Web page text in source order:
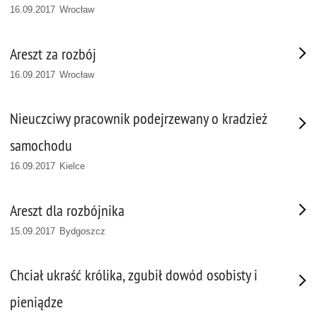
16.09.2017 Wrocław
Areszt za rozbój
16.09.2017 Wrocław
Nieuczciwy pracownik podejrzewany o kradzież
samochodu
16.09.2017 Kielce
Areszt dla rozbójnika
15.09.2017 Bydgoszcz
Chciał ukraść królika, zgubił dowód osobisty i
pieniądze